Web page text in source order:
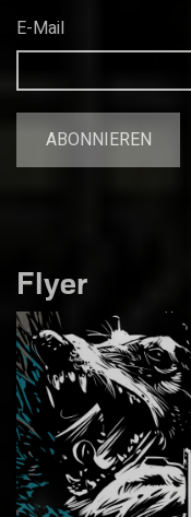
E-Mail
Flyer